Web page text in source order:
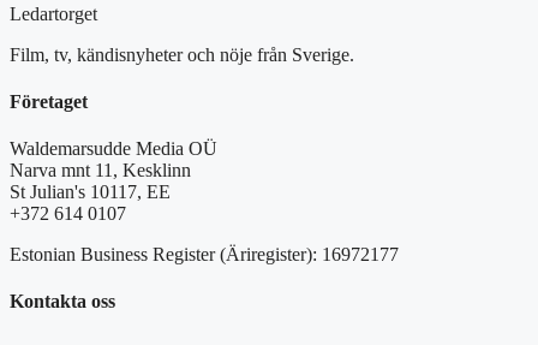
Ledartorget
Film, tv, kändisnyheter och nöje från Sverige.
Företaget
Waldemarsudde Media OÜ
Narva mnt 11, Kesklinn
St Julian's 10117, EE
+372 614 0107
Estonian Business Register (Äriregister): 16972177
Kontakta oss